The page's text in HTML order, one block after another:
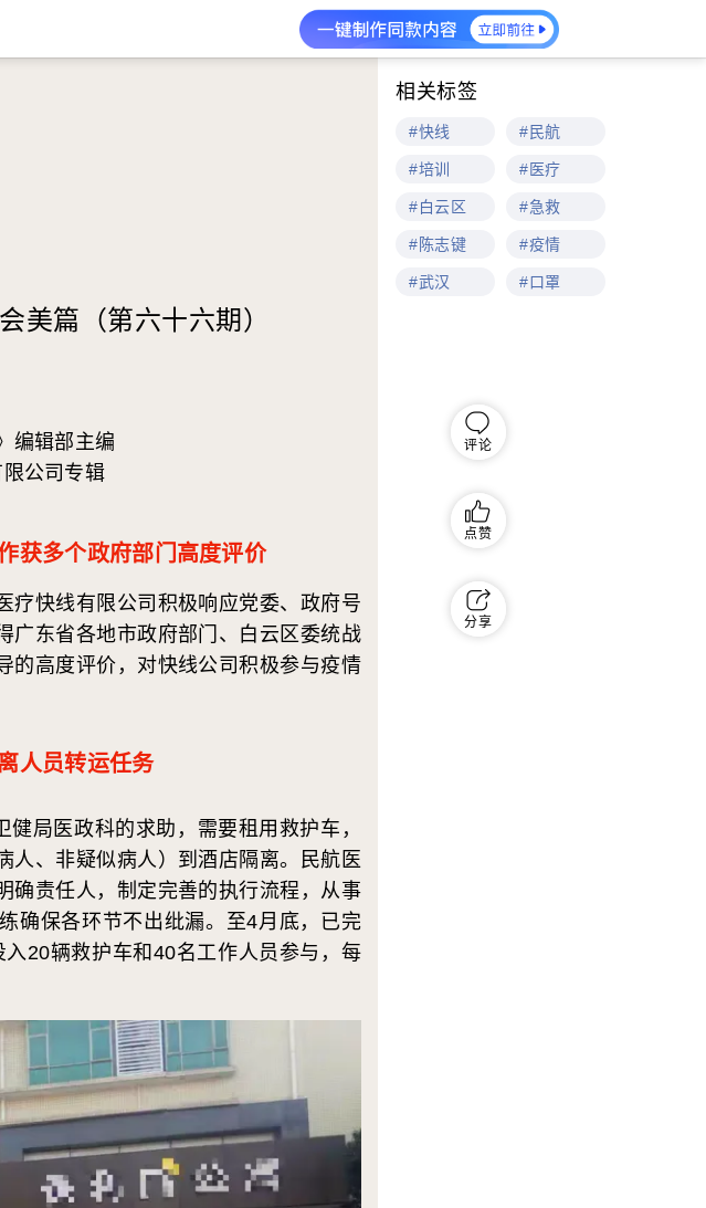
美篇（第六十六期）
编辑部主编
公司专辑
获多个政府部门高度评价
快线有限公司积极响应党委、政府号
广东省各地市政府部门、白云区委统战
的高度评价，对快线公司积极参与疫情
人员转运任务
局医政科的求助，需要租用救护车，
人、非疑似病人）到酒店隔离。民航医
确责任人，制定完善的执行流程，从事
确保各环节不出纰漏。至4月底，已完
20辆救护车和40名工作人员参与，每
评论
点赞
分享
相关标签
#快线 #民航
#培训 #医疗
#白云区 #急救
#陈志键 #疫情
#武汉 #口罩